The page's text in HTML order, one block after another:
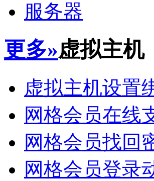
服务器
更多»虚拟主机
虚拟主机设置
网格会员在线
网格会员找回
网格会员登录